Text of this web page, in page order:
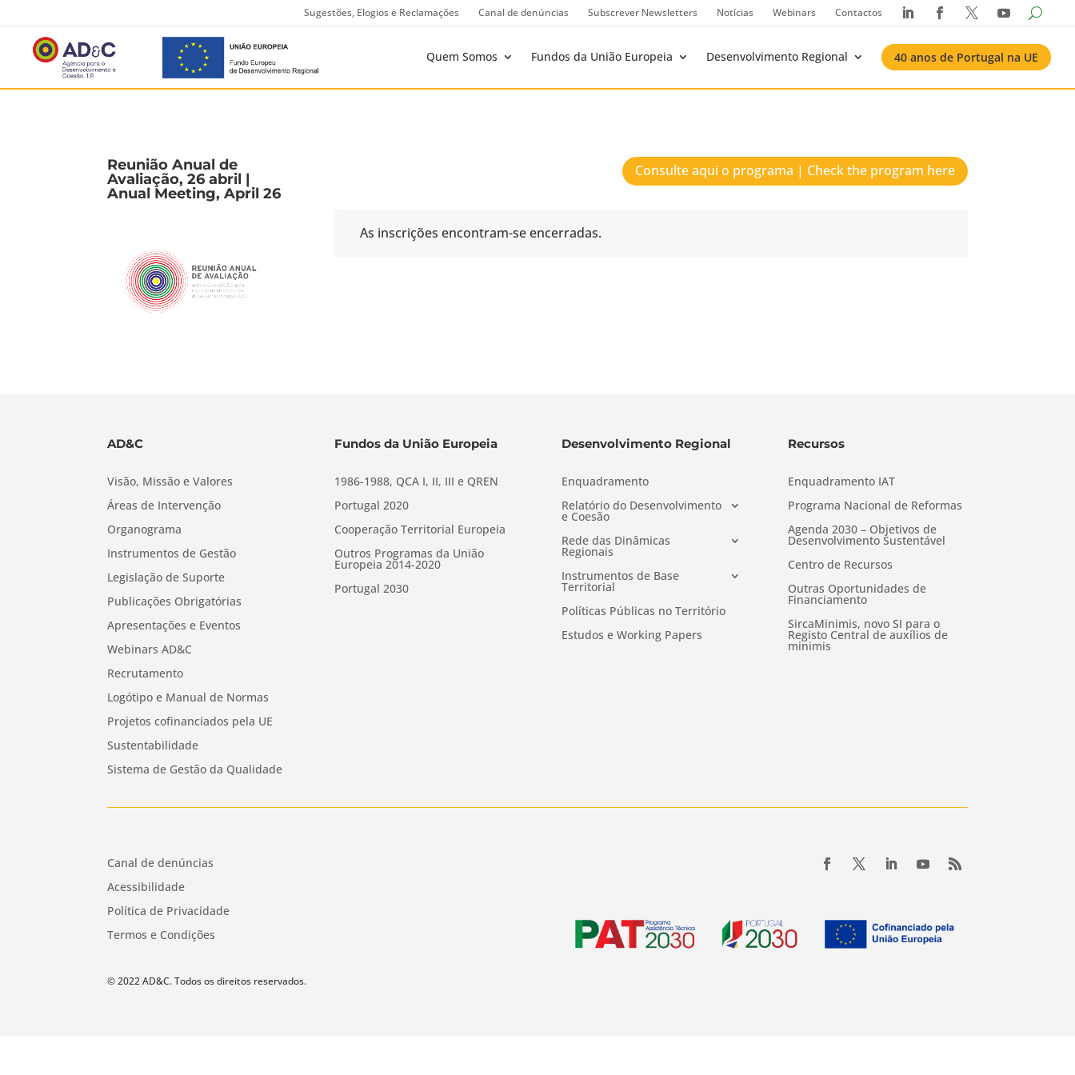
Sugestões, Elogios e Reclamações Canal de denúncias Subscrever Newsletters Notícias Webinars Contactos    
Quem Somos Fundos da União Europeia Desenvolvimento Regional 40 anos de Portugal na UE
Reunião Anual de
Avaliação, 26 abril |
Anual Meeting, April 26
Consulte aqui o programa | Check the program here
As inscrições encontram-se encerradas.
AD&C
Visão, Missão e Valores
Áreas de Intervenção
Organograma
Instrumentos de Gestão
Legislação de Suporte
Publicações Obrigatórias
Apresentações e Eventos
Webinars AD&C
Recrutamento
Logótipo e Manual de Normas
Projetos cofinanciados pela UE
Sustentabilidade
Sistema de Gestão da Qualidade
Fundos da União Europeia
1986-1988, QCA I, II, III e QREN
Portugal 2020
Cooperação Territorial Europeia
Outros Programas da União
Europeia 2014-2020
Portugal 2030
Desenvolvimento Regional
Enquadramento
Relatório do Desenvolvimento
e Coesão
Rede das Dinâmicas
Regionais
Instrumentos de Base
Territorial
Políticas Públicas no Território
Estudos e Working Papers
Recursos
Enquadramento IAT
Programa Nacional de Reformas
Agenda 2030 – Objetivos de
Desenvolvimento Sustentável
Centro de Recursos
Outras Oportunidades de
Financiamento
SircaMinimis, novo SI para o
Registo Central de auxílios de
minimis
Canal de denúncias
Acessibilidade
Política de Privacidade
Termos e Condições
© 2022 AD&C. Todos os direitos reservados.